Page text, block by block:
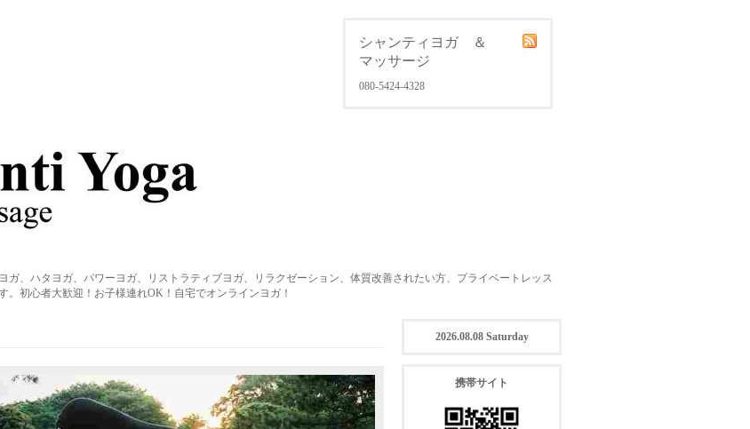
シャンティヨガ ＆
マッサージ
080-5424-4328
ガ、ハタヨガ、パワーヨガ、リストラティブヨガ、リラクゼーション、体質改善されたい方、プライベートレッス
初心者大歓迎！お子様連れOK！自宅でオンラインヨガ！
2026.08.08 Saturday
携帯サイト